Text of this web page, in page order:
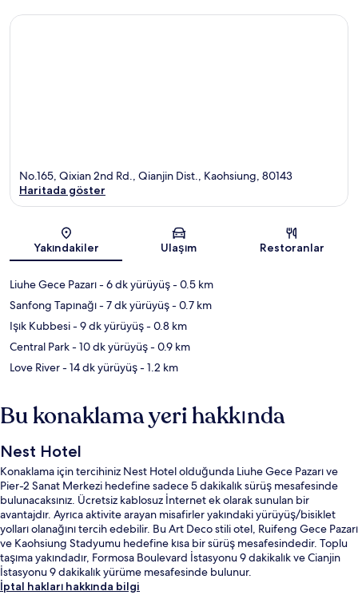
Harita
No.165, Qixian 2nd Rd., Qianjin Dist., Kaohsiung, 80143
Haritada göster
Yakındakiler Ulaşım Restoranlar
Liuhe Gece Pazarı- 6 dk yürüyüş- 0.5 km
Sanfong Tapınağı- 7 dk yürüyüş- 0.7 km
Işık Kubbesi- 9 dk yürüyüş- 0.8 km
Central Park- 10 dk yürüyüş- 0.9 km
Love River- 14 dk yürüyüş- 1.2 km
Bu konaklama yeri hakkında
Nest Hotel
Konaklama için tercihiniz Nest Hotel olduğunda Liuhe Gece Pazarı ve
Pier-2 Sanat Merkezi hedefine sadece 5 dakikalık sürüş mesafesinde
bulunacaksınız. Ücretsiz kablosuz İnternet ek olarak sunulan bir
avantajdır. Ayrıca aktivite arayan misafirler yakındaki yürüyüş/bisiklet
yolları olanağını tercih edebilir. Bu Art Deco stili otel, Ruifeng Gece Pazarı
ve Kaohsiung Stadyumu hedefine kısa bir sürüş mesafesindedir. Toplu
taşıma yakındadır, Formosa Boulevard İstasyonu 9 dakikalık ve Cianjin
İstasyonu 9 dakikalık yürüme mesafesinde bulunur.
İptal hakları hakkında bilgi